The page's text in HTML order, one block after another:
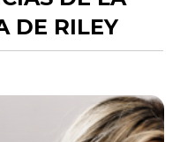
DE RILEY